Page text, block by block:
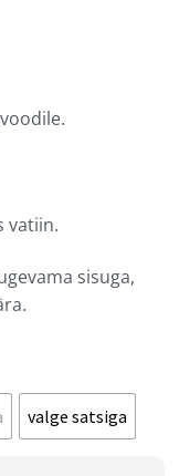
vatiin.
sisuga,
valge satsiga